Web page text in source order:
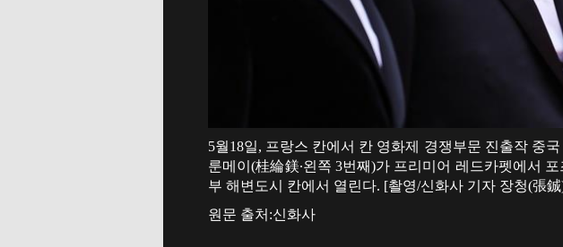
5월18일, 프랑스 칸에서 칸 영화제 경쟁부문 진출작 중국
룬메이(桂綸鎂∙왼쪽 3번째)가 프리미어 레드카펫에서
부 해변도시 칸에서 열린다. [촬영/신화사 기자 장청(張
원문 출처:신화사